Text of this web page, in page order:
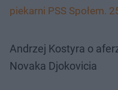
piekarni PSS Społem.
Andrzej Kostyra o
Novaka Djokovicia